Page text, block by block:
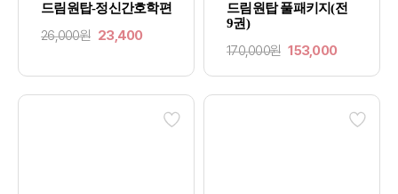
드림원탑-정신간호학편
26,000원 23,400
드림원탑 풀패키지(전
9권)
170,000원 153,000